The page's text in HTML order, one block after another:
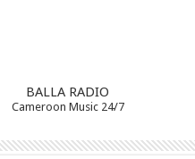
BALLA RADIO
Cameroon Music 24/7